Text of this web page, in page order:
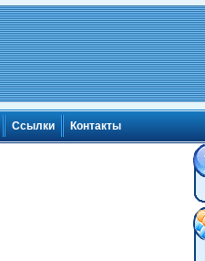
Ссылки Контакты